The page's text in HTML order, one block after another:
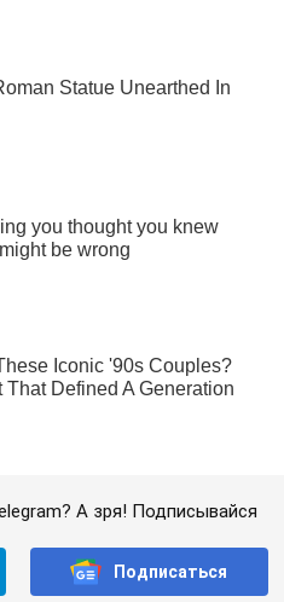
А зря! Подписывайся
Подписаться